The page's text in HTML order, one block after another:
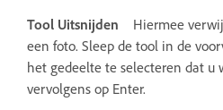
Tool Uitsnijden
Hiermee
een foto. Sleep de tool in de
het gedeelte te selecteren dat u
vervolgens op Enter.